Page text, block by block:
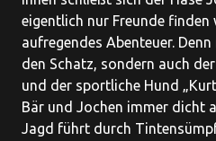
eigentlich nur Freunde finden
aufregendes Abenteuer.
den Schatz, sondern auch
und der sportliche Hund
Bär und Jochen immer dicht
Jagd führt durch